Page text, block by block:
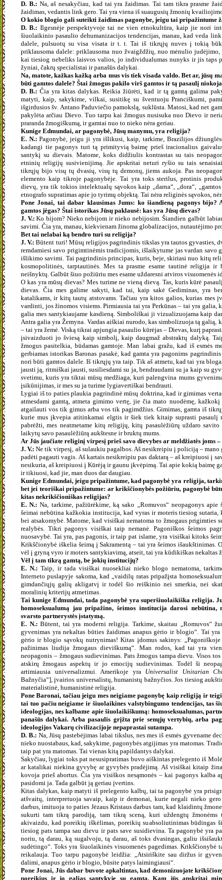
D. B.: Na, aš nesakyčiau, kad tai yra žaidimas. Tai tam tikra prasme
žaidimas, vedantis link gero. Tai yra viena iš suaugusių žmonių
O kokio blogio gali suteikti žaidimas pagonybe, jeigu tai pripažintume
D. B.: Ilgesnėje perspektyvoje tai ne vien etnokultūra, kaip jie nori
šiuolaikinio pasaulio dehumanizacijos tendencijas, manau, kad veda
dalele, pulsuotų su visa visata ir t. t. Tai iš tikrųjų nuves į tokią
priklausoma dalele: priklausoma nuo žvaigždžių, nuo mėnulio
kai tiesiog nebeliks laisvos valios, jo individualumas nunyks ir jis taps
žyniai, čakrų specialistai ir panašūs dalykai.
Na, matote, kažkas kažką arba mus vis tiek visada valdo. Bet ar, jūsų
būti gamtos dalele? Štai žmogus pakilo virš gamtos ir tą pasaulį
D. B.: Čia yra kitas dalykas. Reikia žiūrėti, kad ir tą gamtą galima
matyti, kaip, sakykime, vilkai, susitikę su šventuoju Pranciškumi,
išgirdusios šv. Antano Paduviečio pamokslą, suklūsta. Matosi, kad net
pakylėta arčiau Dievo. Tuo tarpu kai žmogus nusisuka nuo Dievo ir
praranda žmogiškumą, ir gamtai nuo to nieko nėra geriau.
Kunige Edmundai, ar pagonybė, Jūsų manymu, yra religija?
E. N.:Pagonybė, jeigu ji yra išlikusi, kaip, tarkime, Brazilijos
kadangi tie pagonys turi tą primityvią baimę prieš iracionalius
santykį su dievais. Matome, koks didžiulis kontrastas su tais
etninių religijų susivienijimą. Jie apskritai neturi ryšio su tais
tikrųjų bijo visų tų dvasių, visų tų demonų, jiems aukoja. Pas
elemento kaip tikroje pagonybėje. Tai yra toks sterilus, protinis
dievų, yra tik tokios intelektualų sąvokos kaip „darna“, „dora“,
etnografo supratimas apie jo tyrimų objektą. Tai nėra religinės sąvokos,
Pone Jonai, tai dabar klausimas Jums: ko šiandieną pagonys
gamtos jėgas? Štai istorikas Jūsų paklausė: kas yra Jūsų dievas?
J. V.: Ko bijom? Nieko nebijom ir nieko nebijosim. Šiandien galbūt
savimi. Čia yra, manau, kiekvienam žinoma globalizacijos, nutautėjimo
Bet tai nelabai ką bendro turi su religija?
J. V.: Būtent turi! Mūsų religijos pagrindinis tikslas yra tautos gyvasties,
remdamiesi savo prigimtinėmis tradicijomis, išlaikytume jas vardan savo
išlikimo savimi. Tai pagrindinis principas, kuris, beje, skiriasi nuo kitų
kosmopolitinės, tarptautinės. Mes ta prasme esame tautinė religija ir
neišnyktų. Galbūt šiuo požiūriu mes esame uždaresni atviros visuomenės
O kas yra mūsų dievas? Mes turime ne vieną dievą. Tas, kuris kūrė
dievas. Čia mes galime sakyti, kad tai, kaip sakė Gediminas, yra
katalikams, ir kitų tautų atstovams. Tačiau yra kitos galios, kurias mes
vardinti, jos žinomos visiems. Pirmiausia tai yra Perkūnas – tai yra galia,
galia mes santykiaujame kasdieną. Simboliškai ji vizualizuojama kaip
Antra galia yra Žemyna. Vardas aiškiai nurodo, kas simbolizuoja tą galią,
– tai yra žemė. Viską tikrai apjungia pasaulio kūrėjas – Dievas, kurį
įsivaizduoti jo šviesą kaip simbolį, kaip daugmaž abstraktų dalyką.
žmogus pasitelkia, būdamas gamtoje. Man labai gražu, kad iš esmės
gerbiamas istorikas Baronas pasakė, kad gamta yra pagonims
nori būti gamtos dalele. Iš tikrųjų yra taip. Tik aš atmetu, kad tai yra
jausti ją, ritmiškai jausti, susiliesdami su ja, bendraudami su ja kaip su
svetimu, kuris yra tiktai mūsų medžiaga, kuri palengvina mums
įsikūnijimas, ir mes su ja turime lygiavertiškai bendrauti.
Lygiai iš to paties plaukia pagrindinė mūsų doktrina, kad ir gimimas
atmesdami gamtą, atmeta gimimo vertę, jie čia mato nuodėmę,
atgailauti vos tik gimus arba vos tik pagimdžius. Gimimas, gamta iš
kurie mus įkvepia atitinkamai elgtis ir šiek tiek kitaip suprasti pasaulį
pabrėžti, mes neatmetame kitų religijų, kitų pasaulėžiūrų uždaro
laikytų savo pasaulėžiūrą aukštesne ir bruktų mums.
Ar Jūs jaučiate religinį virpesį prieš savo dievybes ar meldžiatės joms
J. V.: Ne tik virpesį, aš sulaukiu pagalbos. Aš nesikreipiu į policiją –
padėti pagauti vagis. Aš kartais nesikreipiu pas daktarą – aš kreipiuosi į
nesikuria, aš kreipiuosi į Kūrėją ir gaunu įkvėpimą. Tai apie kokią baimę
ir tikiuosi, kad jie, man duos dar daugiau.
Kunige Edmundai, jeigu pripažintume, kad pagonybė yra religija,
bet jei teoriškai pripažintume: ar krikščionybės požiūriu, pagonybė
kitas nekrikščioniškas religijas?
E. N.: Na, tarkime, pažiūrėkime, ką sako „Romuvos“ neopagonys
šeimai nebūtina kažkokia institucija, kad vyras ir moteris tiesiog sutaria,
bei atsakomybė. Matome, kad visiškai nematoma to žmogaus prigimties
realybės. Tikri pagonys visiškai taip nemanė. Pagoniškos šeimos
nuosavybė. Tai yra, pas pagonis, ir taip pat islame, yra visiškai kitoks
Krikščionybė iškelia šeimą į Sakramentą – tai yra šeimos išaukštinimas.
vėl į gryną vyro ir moters santykiavimą, atseit, tai yra kūdikiškas nekaltas
Vėl į tam tikrą gamtą, be jokių institucijų?
E. N.: Taip, ir tada visiškai nuosekliai nieko blogo nematoma,
Interneto puslapyje sakoma, kad „vaidilų ratas pripažįsta
gimdančiųjų galių akligatvį ir todėl šio reiškinio nei smerkia, nei
moralinių kriterijų atmetimas.
Tai kunige Edmundai, tada pagonybė yra superšiuolaikiška religija.
homoseksualumą jau pripažino, šeimos institucija darosi nebūtina,
svarsto partnerystės įstatymą.
E. N.:Būtent, tai yra moderni religija. Tarkime, skaitau „Romuvos“
gyvenimas yra nekaltas būties žaidimas anapus gėrio ir blogio“. Tai
gėrio ir blogio sąvokų nutrynimas! Kitas įdomus sakinys:
pažinimas liudija žmogaus dieviškumą“. Man rodos, kad tai yra
neopagonis – žmogaus sudievinimas. Pats žmogus tampa dievu. Visos
atskirų žmogaus aspektų ir jo emocijų sudievinimas. Todėl ši
artimiausia universalizmui. Amerikoje yra Universalist Unitarian
Bažnyčia“], įvairios universalistų, humanistų bažnyčios. Jos tiesiog
materialistinė, humanistinė religija.
Pone Baronai, tačiau jeigu mes neigiame pagonybę kaip religiją ir
tai tuo pačiu neigiame ir šiuolaikines valstybingumo tendencijas, tas
ideologijas, nes kalbame apie šiuolaikiškumą: homoseksualumas,
panašūs dalykai. Arba pasaulis grįžta prie senųjų vertybių, arba
ideologijos Vakarų civilizacijoje nepaprastai sutampa.
D. B.: Na, Jūsų pastebėjimas labai tikslus, nes mes iš esmės gyvename
nieko nuostabaus, kad, sakykime, pagonybės atgijimas yra matomas.
taip pat yra matomas. Tai vienas kitą papildantys dalykai.
Sakyčiau, lygiai toks pat nesusipratimas buvo aiškintas prelegento iš
ar katalikai niekina gyvybę ar gyvybės pradėjimą. Aš visiškai kitaip
kovoja prieš abortus. Čia yra visiškos nesąmonės – kai pagonys kalba
pasidomi ja. Tada galbūt ją geriau įvertins.
Kitas dalykas, kaip matyti iš prelegento kalbų, tai ta pagonybė yra
atšvaitų, interpretuoja savaip, kaip ir demonai, kurie negali nieko
darbus, imituoja to paties Jėzaus Kristaus darbus tam, kad klaidintų
sukurti tam tikrą parodiją, tam tikrą sceną, kuri uždengtų
akivaizdu, kad poreikių iškėlimas, poreikių suabsoliutinimas būdingas
tiesiog pats tampa sau dievu ir pats save susidievina. Ta pagonybė yra
noriu, tą darau, ką sugalvoju, tą darau, aš toks dvasingas, galiu
sudėtingo“. Toks yra šiuolaikinės visuomenės pagedimas. Krikščionybė
reikalauja. Tuo tarpu pagonybė leidžia: „Atsiriškite sau diržus ir
dalimi, anapus gėrio ir blogio, būsite patys laimingiausi“.
Pone Jonai, Jūs dabar buvote apkaltintas, kad demonizuojate
poreikius ir jo galias santykyje su gamta. Kam jūs apskritai